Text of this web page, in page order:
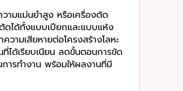
ามแม่นยำสูง หรือเครื่องตัด
ได้ทั้งแบบเปียกและแบบแห้ง
ามเสียหายต่อโครงสร้างโลหะ
ที่ได้เรียบเนียน ลดขั้นตอนการขัด
ารทำงาน พร้อมให้ผลงานที่มี